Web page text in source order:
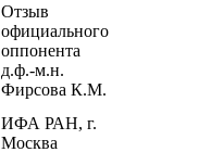
Отзыв
официального
оппонента
д.ф.-м.н.
Фирсова К.М.
ИФА РАН, г.
Москва